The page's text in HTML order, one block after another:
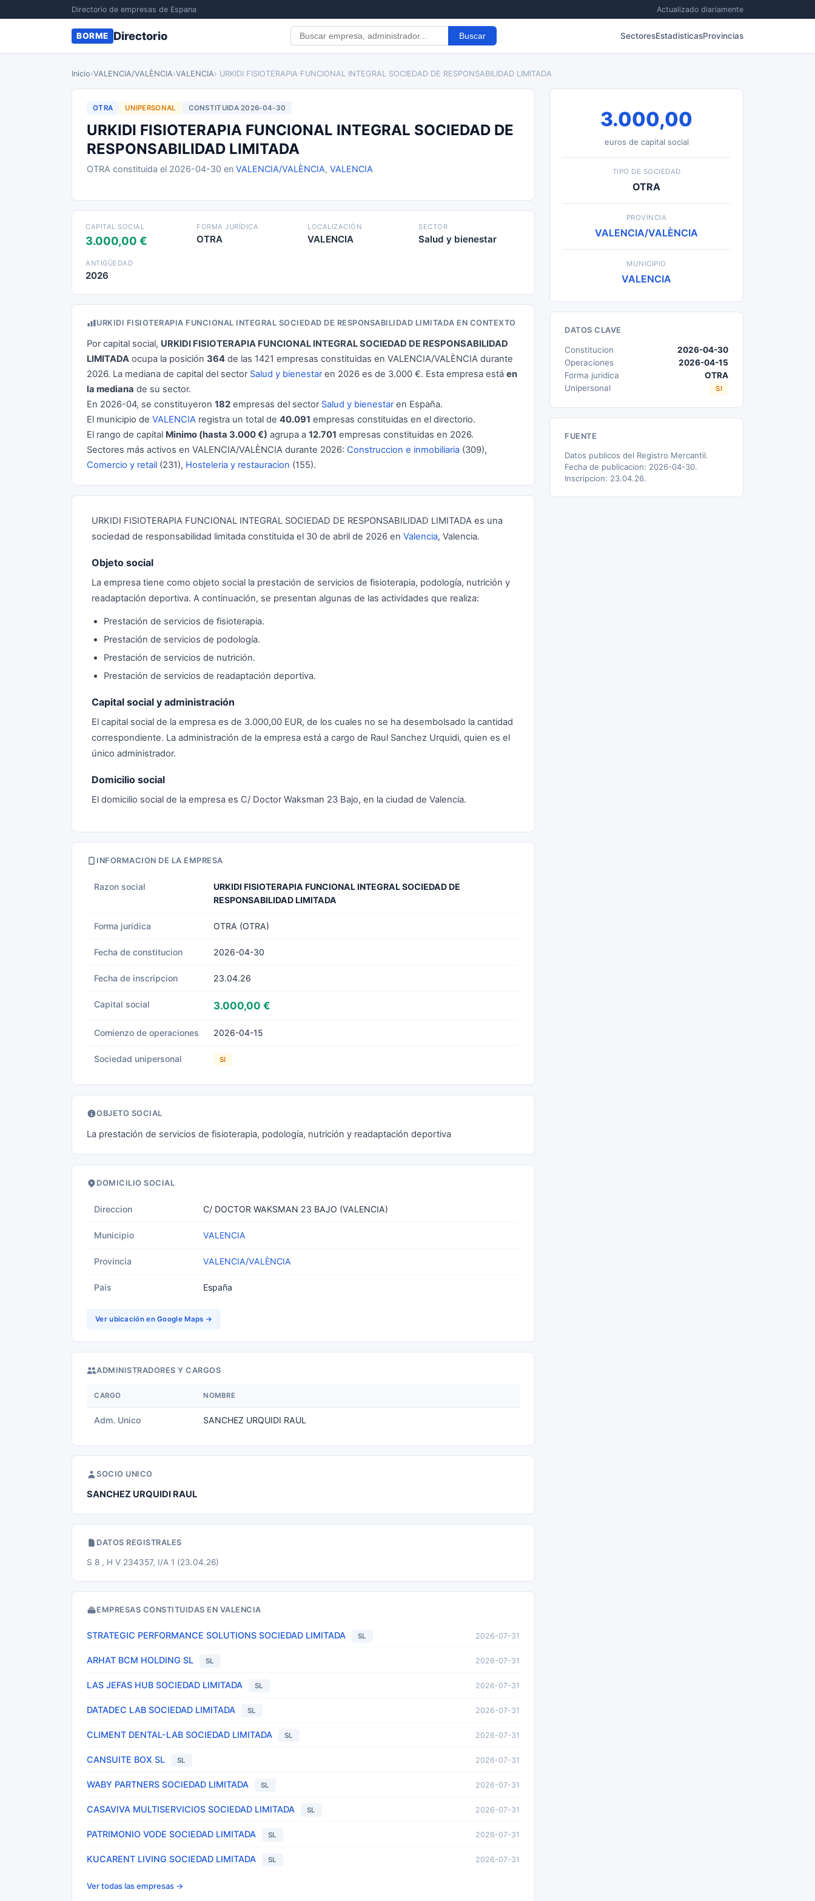
Directorio de empresas de Espana Actualizado diariamente
BORME Directorio Buscar SectoresEstadisticasProvincias
Inicio›VALENCIA/VALÈNCIA›VALENCIA› URKIDI FISIOTERAPIA FUNCIONAL INTEGRAL SOCIEDAD DE RESPONSABILIDAD LIMITADA
OTRA UNIPERSONAL CONSTITUIDA 2026-04-30
URKIDI FISIOTERAPIA FUNCIONAL INTEGRAL SOCIEDAD DE
RESPONSABILIDAD LIMITADA
OTRA constituida el 2026-04-30 en VALENCIA/VALÈNCIA, VALENCIA
CAPITAL SOCIAL
3.000,00 €
FORMA JURÍDICA
OTRA
LOCALIZACIÓN
VALENCIA
SECTOR
Salud y bienestar
ANTIGÜEDAD
2026
URKIDI FISIOTERAPIA FUNCIONAL INTEGRAL SOCIEDAD DE RESPONSABILIDAD LIMITADA EN CONTEXTO
Por capital social, URKIDI FISIOTERAPIA FUNCIONAL INTEGRAL SOCIEDAD DE RESPONSABILIDAD
LIMITADA ocupa la posición 364 de las 1421 empresas constituidas en VALENCIA/VALÈNCIA durante
2026. La mediana de capital del sector Salud y bienestaren 2026 es de 3.000 €. Esta empresa está en
la mediana de su sector.
En 2026-04, se constituyeron 182 empresas del sector Salud y bienestaren España.
El municipio de VALENCIA registra un total de 40.091 empresas constituidas en el directorio.
El rango de capital Minimo (hasta 3.000 €) agrupa a 12.701 empresas constituidas en 2026.
Sectores más activos en VALENCIA/VALÈNCIA durante 2026: Construccion e inmobiliaria (309),
Comercio y retail (231), Hosteleria y restauracion (155).
URKIDI FISIOTERAPIA FUNCIONAL INTEGRAL SOCIEDAD DE RESPONSABILIDAD LIMITADA es una
sociedad de responsabilidad limitada constituida el 30 de abril de 2026 en Valencia, Valencia.
Objeto social
La empresa tiene como objeto social la prestación de servicios de fisioterapia, podología, nutrición y
readaptación deportiva. A continuación, se presentan algunas de las actividades que realiza:
Prestación de servicios de fisioterapia.
Prestación de servicios de podología.
Prestación de servicios de nutrición.
Prestación de servicios de readaptación deportiva.
Capital social y administración
El capital social de la empresa es de 3.000,00 EUR, de los cuales no se ha desembolsado la cantidad
correspondiente. La administración de la empresa está a cargo de Raul Sanchez Urquidi, quien es el
único administrador.
Domicilio social
El domicilio social de la empresa es C/ Doctor Waksman 23 Bajo, en la ciudad de Valencia.
INFORMACION DE LA EMPRESA
Razon social
URKIDI FISIOTERAPIA FUNCIONAL INTEGRAL SOCIEDAD DE
RESPONSABILIDAD LIMITADA
Forma juridica OTRA (OTRA)
Fecha de constitucion 2026-04-30
Fecha de inscripcion 23.04.26
Capital social 3.000,00 €
Comienzo de operaciones 2026-04-15
Sociedad unipersonal SI
OBJETO SOCIAL
La prestación de servicios de fisioterapia, podología, nutrición y readaptación deportiva
DOMICILIO SOCIAL
Direccion C/ DOCTOR WAKSMAN 23 BAJO (VALENCIA)
Municipio VALENCIA
Provincia VALENCIA/VALÈNCIA
Pais España
Ver ubicación en Google Maps →
ADMINISTRADORES Y CARGOS
CARGO NOMBRE
Adm. Unico SANCHEZ URQUIDI RAUL
SOCIO UNICO
SANCHEZ URQUIDI RAUL
DATOS REGISTRALES
S 8 , H V 234357, I/A 1 (23.04.26)
EMPRESAS CONSTITUIDAS EN VALENCIA
STRATEGIC PERFORMANCE SOLUTIONS SOCIEDAD LIMITADA SL 2026-07-31
ARHAT BCM HOLDING SL SL 2026-07-31
LAS JEFAS HUB SOCIEDAD LIMITADA SL 2026-07-31
DATADEC LAB SOCIEDAD LIMITADA SL 2026-07-31
CLIMENT DENTAL-LAB SOCIEDAD LIMITADA SL 2026-07-31
CANSUITE BOX SL SL 2026-07-31
WABY PARTNERS SOCIEDAD LIMITADA SL 2026-07-31
CASAVIVA MULTISERVICIOS SOCIEDAD LIMITADA SL 2026-07-31
PATRIMONIO VODE SOCIEDAD LIMITADA SL 2026-07-31
KUCARENT LIVING SOCIEDAD LIMITADA SL 2026-07-31
Ver todas las empresas →
3.000,00
euros de capital social
TIPO DE SOCIEDAD
OTRA
PROVINCIA
VALENCIA/VALÈNCIA
MUNICIPIO
VALENCIA
DATOS CLAVE
Constitucion
2026-04-30
Operaciones
2026-04-15
Forma juridica
OTRA
Unipersonal
SI
FUENTE
Datos publicos del Registro Mercantil.
Fecha de publicacion: 2026-04-30.
Inscripcion: 23.04.26.